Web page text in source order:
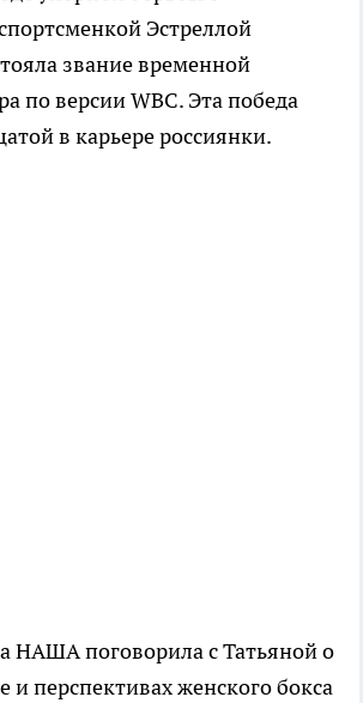
Эстреллой
звание временной
по версии WBC. Эта победа
в карьере россиянки.
НАША поговорила с Татьяной о
перспективах женского бокса